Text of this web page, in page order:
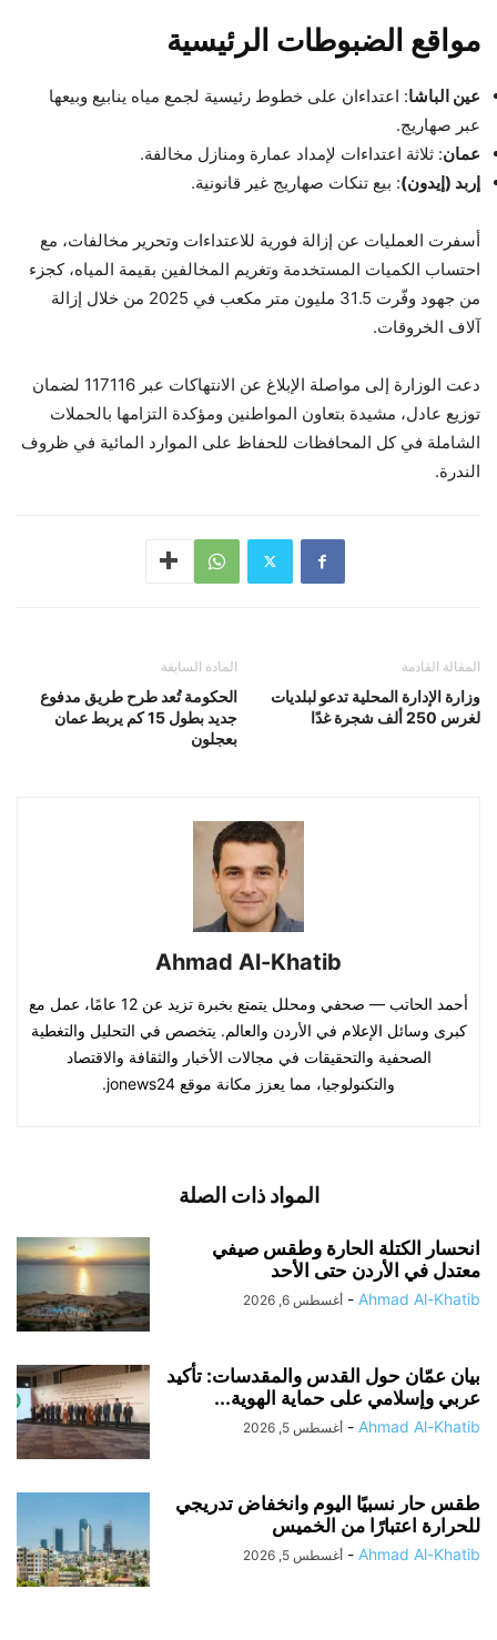
مواقع الضبوطات الرئيسية
عين الباشا: اعتداءان على خطوط رئيسية لجمع مياه ينابيع وبيعها
عبر صهاريج.
عمان: ثلاثة اعتداءات لإمداد عمارة ومنازل مخالفة.
إربد (إيدون): بيع تنكات صهاريج غير قانونية.
أسفرت العمليات عن إزالة فورية للاعتداءات وتحرير مخالفات، مع
احتساب الكميات المستخدمة وتغريم المخالفين بقيمة المياه، كجزء
من جهود وفّرت 31.5 مليون متر مكعب في 2025 من خلال إزالة
آلاف الخروقات.
دعت الوزارة إلى مواصلة الإبلاغ عن الانتهاكات عبر 117116 لضمان
توزيع عادل، مشيدة بتعاون المواطنين ومؤكدة التزامها بالحملات
الشاملة في كل المحافظات للحفاظ على الموارد المائية في ظروف
الندرة.
المادة السابقة
الحكومة تُعد طرح طريق مدفوع
جديد بطول 15 كم يربط عمان
بعجلون
المقالة القادمة
وزارة الإدارة المحلية تدعو لبلديات
لغرس 250 ألف شجرة غدًا
Ahmad Al-Khatib
أحمد الحاتب — صحفي ومحلل يتمتع بخبرة تزيد عن 12 عامًا، عمل مع
كبرى وسائل الإعلام في الأردن والعالم. يتخصص في التحليل والتغطية
الصحفية والتحقيقات في مجالات الأخبار والثقافة والاقتصاد
والتكنولوجيا، مما يعزز مكانة موقع jonews24.
المواد ذات الصلة
انحسار الكتلة الحارة وطقس صيفي
معتدل في الأردن حتى الأحد
Ahmad Al-Khatib
- أغسطس 6, 2026
بيان عمّان حول القدس والمقدسات: تأكيد
عربي وإسلامي على حماية الهوية...
Ahmad Al-Khatib
- أغسطس 5, 2026
طقس حار نسبيًا اليوم وانخفاض تدريجي
للحرارة اعتبارًا من الخميس
Ahmad Al-Khatib
- أغسطس 5, 2026